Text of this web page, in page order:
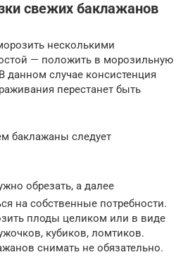
свежих баклажанов
несколькими
— положить в морозильную
данном случае консистенция
перестанет быть
баклажаны следует
обрезать, а далее
на собственные потребности.
плоды целиком или в виде
кубиков, ломтиков.
снимать не обязательно.